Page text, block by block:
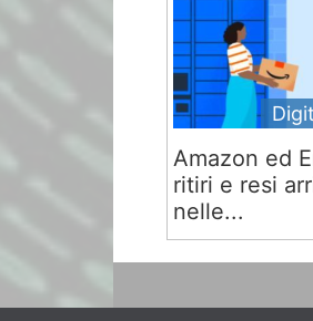
Amazon ed
ritiri e resi
nelle...